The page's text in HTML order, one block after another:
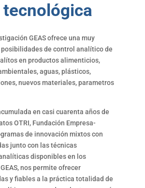
GEAS ofrece una muy
de control analítico de
en productos alimenticios,
aguas, plásticos,
nuevos materiales, parametros
en casi cuarenta años de
OTRI, Fundación Empresa-
de innovación mixtos con
junto con las técnicas
disponibles en los
nos permite ofrecer
y fiables a la práctica totalidad de